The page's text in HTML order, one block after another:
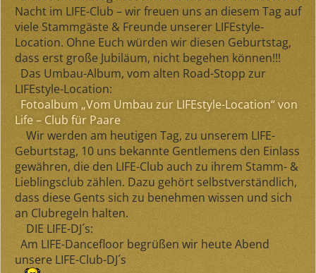
Nacht im LIFE-Club – wir freuen uns an diesem Tag auf
viele Stammgäste & Freunde unserer LIFEstyle-
Location. Ohne Euch würden wir diesen Geburtstag,
dass erst große Jubiläum, nicht begehen können!!!
Das Umbau-Album, vom alten Road-Stopp zur
LIFEstyle-Location:
Fotoalbum „Vom Umbau zur LIFEstyle-Location“ von
Life – Club für Paare
Wir werden am heutigen Tag, zu unserem LIFE-
Geburtstag, 10 uns bekannte Gentlemens den Einlass
gewähren, die den LIFE-Club auch zu ihrem Stamm- &
Lieblingsclub zählen. Dazu gehört selbstverständlich,
dass diese Gents sich zu benehmen wissen und sich
an Clubregeln halten.
DIE LIFE-DJ´s:
Am LIFE-Dancefloor begrüßen wir heute Abend
unsere LIFE-Club-DJ´s